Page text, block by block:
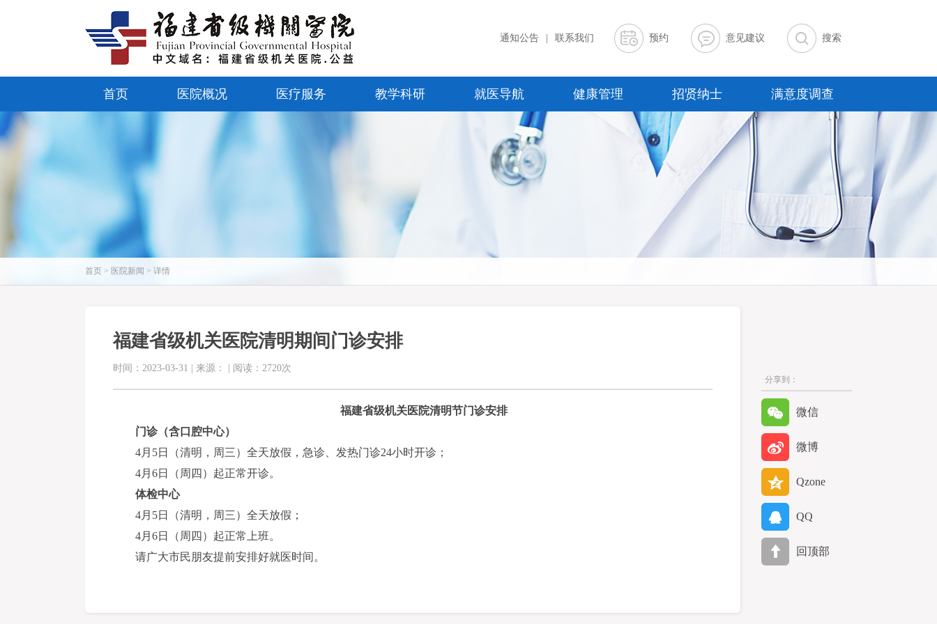
通知公告 联系我们 预约 意见建议 搜索
首页 医院概况 医疗服务 教学科研 就医导航 健康管理 招贤纳士 满意度调查
首页 > 医院新闻 > 详情
分享到：
微信
微博
Qzone
QQ
回顶部
福建省级机关医院清明期间门诊安排
时间：2023-03-31 | 来源： | 阅读：2720次
福建省级机关医院清明节门诊安排
门诊（含口腔中心）
4月5日（清明，周三）全天放假，急诊、发热门诊24小时开诊；
4月6日（周四）起正常开诊。
体检中心
4月5日（清明，周三）全天放假；
4月6日（周四）起正常上班。
请广大市民朋友提前安排好就医时间。